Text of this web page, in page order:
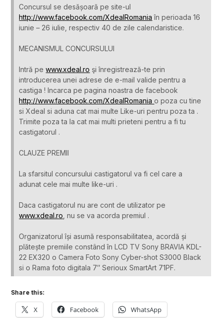
Concursul se desășoară pe site-ul
http://www.facebook.com/XdealRomania în perioada 16
iunie – 26 iulie, respectiv 40 de zile calendaristice.
MECANISMUL CONCURSULUI
Intră pewww.xdeal.ro şi înregistrează-te prin
introducerea unei adrese de e-mail valide pentru a
castiga ! Incarca pe pagina noastra de facebook
http://www.facebook.com/XdealRomaniao poza cu tine
si Xdeal si aduna cat mai multe Like-uri pentru poza ta .
Trimite poza ta la cat mai multi prieteni pentru a fi tu
castigatorul .
CLAUZE PREMII
La sfarsitul concursului castigatorul va fi cel care a
adunat cele mai multe like-uri .
Daca castigatorul nu are cont de utilizator pe
www.xdeal.ro , nu se va acorda premiul .
Organizatorul își asumă responsabilitatea, acordă și
plătește premiile constând în LCD TV Sony BRAVIA KDL-
22 EX320 o Camera Foto Sony Cyber-shot S3000 Black
si o Rama foto digitala 7″ Serioux SmartArt 71PF.
Share this:
X Facebook WhatsApp